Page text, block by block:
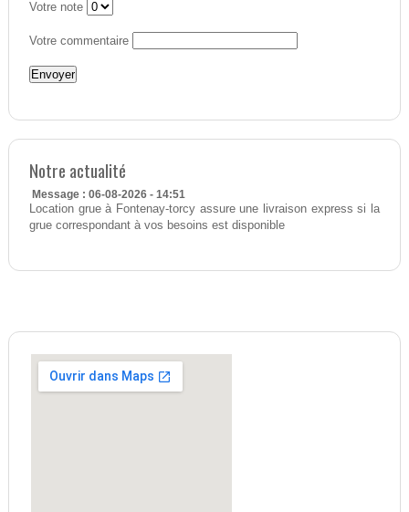
Votre note
Votre commentaire
Notre actualité
Message : 06-08-2026 - 14:51
Location grue à Fontenay-torcy assure une livraison express si la
grue correspondant à vos besoins est disponible